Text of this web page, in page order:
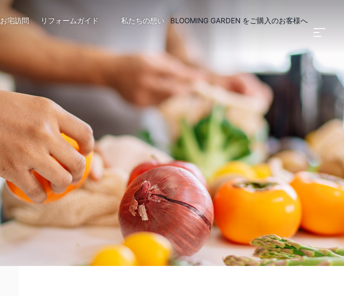
子育てを楽しむ
家事をらくちんに
お庭を楽しむ
快適シニアライフ
趣味やこだわり
お住まい長持ちリフォーム
新築アレンジリフォーム
水回り設備交換リフォーム
エクステリアリフォーム
間取り変更リフォーム
お宅訪問 リフォームガイド
リフォーム費用と資金について
私たちの想い BLOOMING GARDEN をご購入のお客様へ